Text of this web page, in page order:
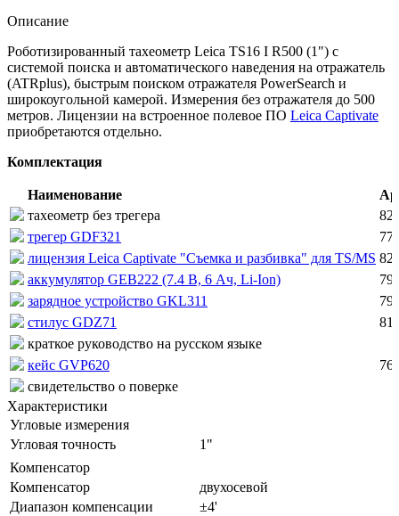
Описание
Роботизированный тахеометр Leica TS16 I R500 (1") с
системой поиска и автоматического наведения на отражатель
(ATRplus), быстрым поиском отражателя PowerSearch и
широкоугольной камерой. Измерения без отражателя до 500
метров. Лицензии на встроенное полевое ПО Leica Captivate
приобретаются отдельно.
Комплектация
Наименование
тахеометр без трегера
трегер GDF321
лицензия Leica Captivate "Съемка и разбивка" для TS/MS
аккумулятор GEB222 (7.4 В, 6 Ач, Li-Ion)
зарядное устройство GKL311
стилус GDZ71
краткое руководство на русском языке
кейс GVP620
свидетельство о поверке
Характеристики
Угловые измерения
Угловая точность
1"
Компенсатор
Компенсатор
двухосевой
Диапазон компенсации
±4'